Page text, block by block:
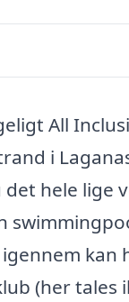
All
i
hele lige
(her tales